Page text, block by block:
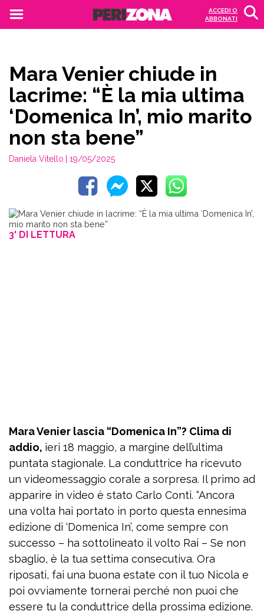
ACCEDI O
ABBONATI
Mara Venier chiude in
lacrime: “È la mia ultima
‘Domenica In’, mio marito
non sta bene”
Daniela Vitello | 19/05/2025
3' DI LETTURA
Mara Venier lascia “Domenica In”? Clima di
addio, ieri 18 maggio, a margine dell’ultima
puntata stagionale. La conduttrice ha ricevuto
un videomessaggio corale a sorpresa. Il primo ad
apparire in video è stato Carlo Conti. “Ancora
una volta hai portato in porto questa ennesima
edizione di ‘Domenica In’, come sempre con
successo – ha sottolineato il volto Rai – Se non
sbaglio, è la tua settima consecutiva. Ora
riposati, fai una buona estate con il tuo Nicola e
poi ovviamente tornerai perché non puoi che
essere tu la conduttrice della prossima edizione.